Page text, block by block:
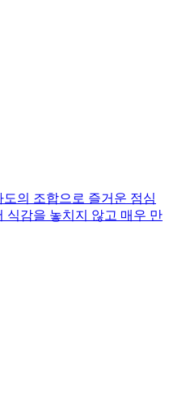
의 조합으로 즐거운 점심
식감을 놓치지 않고 매우 만